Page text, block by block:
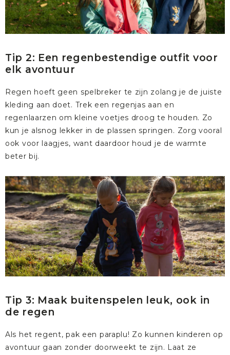
Tip 2: Een regenbestendige outfit voor
elk avontuur
Regen hoeft geen spelbreker te zijn zolang je de juiste
kleding aan doet. Trek een regenjas aan en
regenlaarzen om kleine voetjes droog te houden. Zo
kun je alsnog lekker in de plassen springen. Zorg vooral
ook voor laagjes, want daardoor houd je de warmte
beter bij.
Tip 3: Maak buitenspelen leuk, ook in
de regen
Als het regent, pak een paraplu! Zo kunnen kinderen op
avontuur gaan zonder doorweekt te zijn. Laat ze